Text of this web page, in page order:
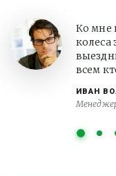
ИВАН
Ко мне
колеса
всем